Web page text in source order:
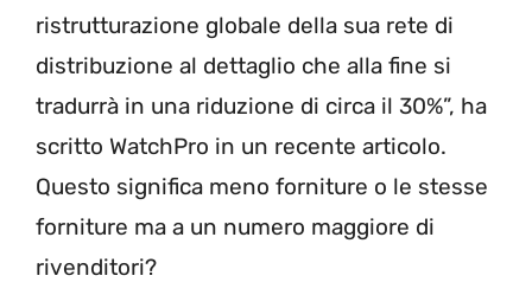
ristrutturazione globale della sua rete di
distribuzione al dettaglio che alla fine si
tradurrà in una riduzione di circa il 30%”, ha
scritto WatchPro in un recente articolo.
Questo significa meno forniture o le stesse
forniture ma a un numero maggiore di
rivenditori?